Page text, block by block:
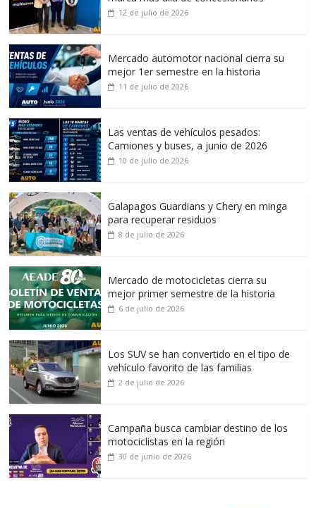
12 de julio de 2026
Mercado automotor nacional cierra su
mejor 1er semestre en la historia
11 de julio de 2026
Las ventas de vehículos pesados:
Camiones y buses, a junio de 2026
10 de julio de 2026
Galapagos Guardians y Chery en minga
para recuperar residuos
8 de julio de 2026
Mercado de motocicletas cierra su
mejor primer semestre de la historia
6 de julio de 2026
Los SUV se han convertido en el tipo de
vehículo favorito de las familias
2 de julio de 2026
Campaña busca cambiar destino de los
motociclistas en la región
30 de junio de 2026